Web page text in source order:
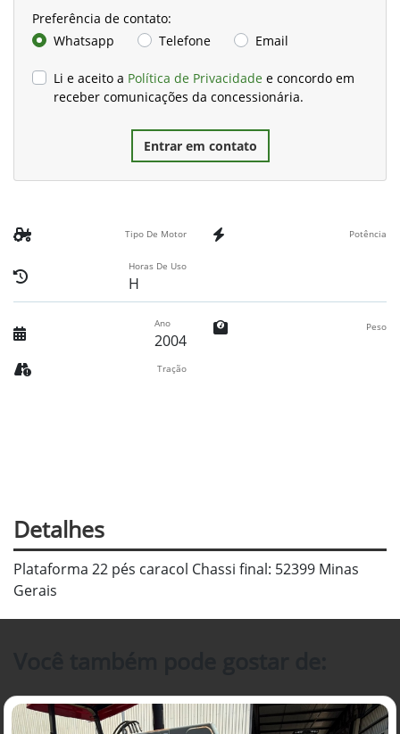
Preferência de contato:
Whatsapp
Telefone Email
Li e aceito a Política de Privacidade e concordo em
receber comunicações da concessionária.
Entrar em contato
Tipo De Motor Potência
Horas De Uso
H
Ano
2004
Peso
Tração
Detalhes
Plataforma 22 pés caracol Chassi final: 52399 Minas
Gerais